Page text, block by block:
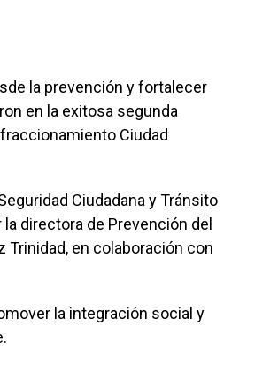
la prevención y fortalecer
en la exitosa segunda
Ciudad
Ciudadana y Tránsito
directora de Prevención del
Trinidad, en colaboración con
la integración social y